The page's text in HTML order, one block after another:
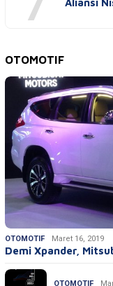
Aliansi
OTOMOTIF
OTOMOTIF Maret 16, 2019
Demi Xpander,
OTOMOTIF